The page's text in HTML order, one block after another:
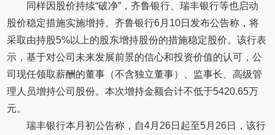
同样因股价持续“破净”，齐鲁银行、瑞丰银行等也启动
股价稳定措施实施增持。齐鲁银行6月10日发布公告称，将
采取由持股5%以上的股东增持股份的措施稳定股价。该行表
示，基于对公司未来发展前景的信心和投资价值的认可，公
司现任领取薪酬的董事（不含独立董事）、监事长、高级管
理人员增持公司股份。本次增持金额合计不低于5420.65万
元。
瑞丰银行本月初公告称，自4月26日起至5月26日，该行